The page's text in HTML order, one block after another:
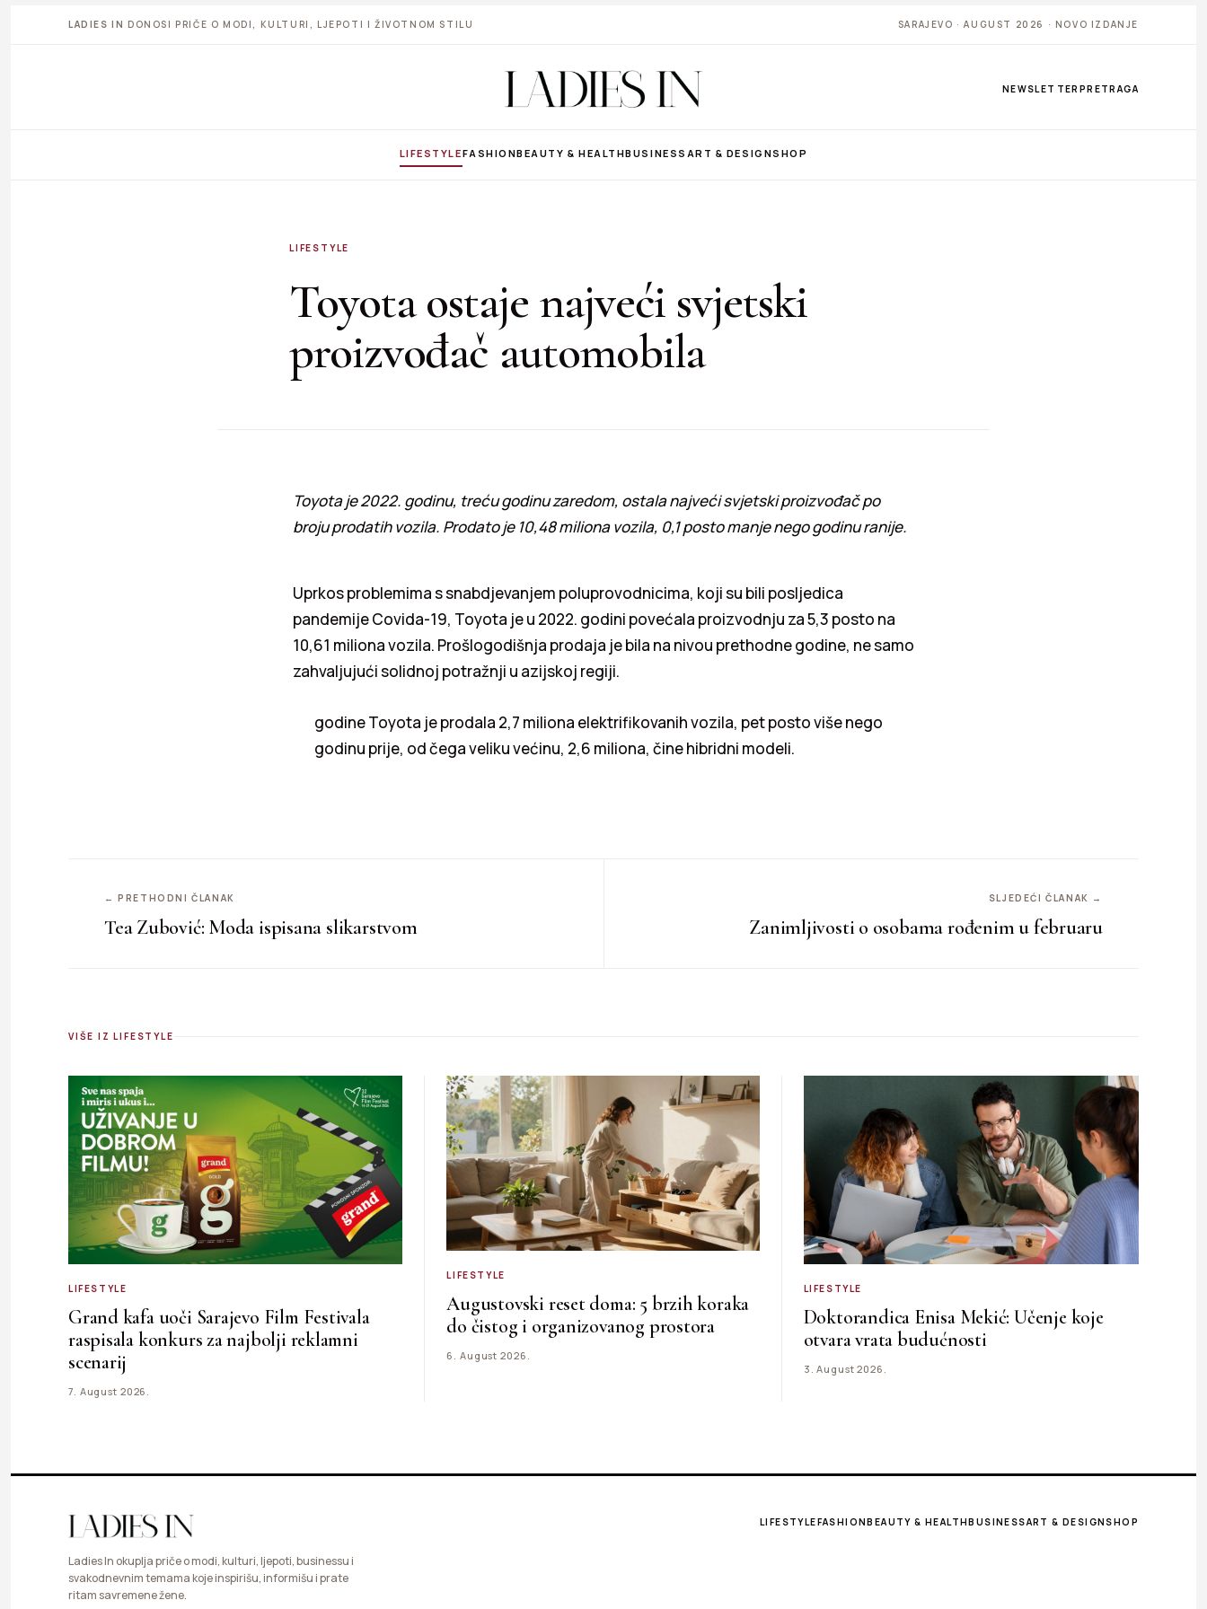
LADIES IN DONOSI PRIČE O MODI, KULTURI, LJEPOTI I ŽIVOTNOM STILU SARAJEVO · AUGUST 2026 · NOVO IZDANJE
NEWSLETTER PRETRAGA
LIFESTYLEFASHIONBEAUTY & HEALTHBUSINESS ART & DESIGNSHOP
LIFESTYLE
Toyota ostaje najveći svjetski
proizvođač automobila
Toyota je 2022. godinu, treću godinu zaredom, ostala najveći svjetski proizvođač po
broju prodatih vozila. Prodato je 10,48 miliona vozila, 0,1 posto manje nego godinu ranije.
Uprkos problemima s snabdjevanjem poluprovodnicima, koji su bili posljedica
pandemije Covida-19, Toyota je u 2022. godini povećala proizvodnju za 5,3 posto na
10,61 miliona vozila. Prošlogodišnja prodaja je bila na nivou prethodne godine, ne samo
zahvaljujući solidnoj potražnji u azijskoj regiji.
godine Toyota je prodala 2,7 miliona elektrifikovanih vozila, pet posto više nego
godinu prije, od čega veliku većinu, 2,6 miliona, čine hibridni modeli.
← PRETHODNI ČLANAK
Tea Zubović: Moda ispisana slikarstvom
SLJEDEĆI ČLANAK →
Zanimljivosti o osobama rođenim u februaru
VIŠE IZ LIFESTYLE
LIFESTYLE
Grand kafa uoči Sarajevo Film Festivala
raspisala konkurs za najbolji reklamni
scenarij
7. August 2026.
LIFESTYLE
Augustovski reset doma: 5 brzih koraka
do čistog i organizovanog prostora
6. August 2026.
LIFESTYLE
Doktorandica Enisa Mekić: Učenje koje
otvara vrata budućnosti
3. August 2026.
Ladies In okuplja priče o modi, kulturi, ljepoti, businessu i
svakodnevnim temama koje inspirišu, informišu i prate
ritam savremene žene.
LIFESTYLEFASHIONBEAUTY & HEALTHBUSINESSART & DESIGNSHOP